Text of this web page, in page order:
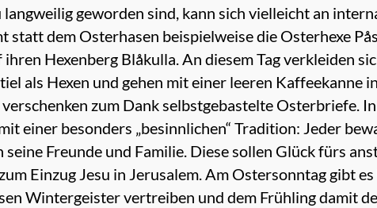
geworden sind, kann sich vielleicht an
statt dem Osterhasen beispielweise die Osterhexe
Hexenberg Blåkulla. An diesem Tag verkleiden
als Hexen und gehen mit einer leeren Kaffeekanne
zum Dank selbstgebastelte Osterbriefe.
einer besonders „besinnlichen“ Tradition: Jeder
Freunde und Familie. Diese sollen Glück fürs
Einzug Jesu in Jerusalem. Am Ostersonntag gibt es
Wintergeister vertreiben und dem Frühling damit